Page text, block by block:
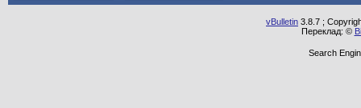
vBulletin 3.8.7 ;
Переклад: ©
Search